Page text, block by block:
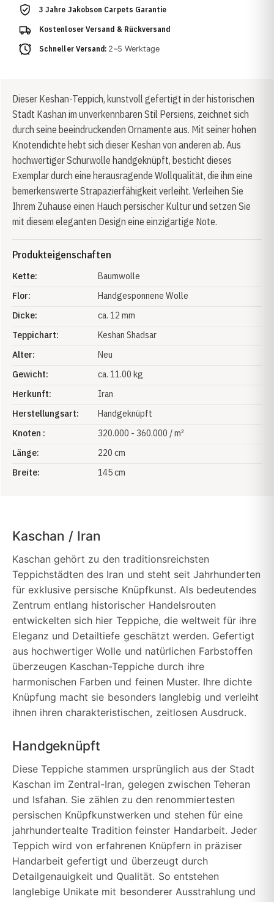
3 Jahre Jakobson Carpets Garantie
Kostenloser Versand & Rückversand
Schneller Versand: 2–5 Werktage
Dieser Keshan-Teppich, kunstvoll gefertigt in der historischen
Stadt Kashan im unverkennbaren Stil Persiens, zeichnet sich
durch seine beeindruckenden Ornamente aus. Mit seiner hohen
Knotendichte hebt sich dieser Keshan von anderen ab. Aus
hochwertiger Schurwolle handgeknüpft, besticht dieses
Exemplar durch eine herausragende Wollqualität, die ihm eine
bemerkenswerte Strapazierfähigkeit verleiht. Verleihen Sie
Ihrem Zuhause einen Hauch persischer Kultur und setzen Sie
mit diesem eleganten Design eine einzigartige Note.
Produkteigenschaften
Kette:
Baumwolle
Flor:
Handgesponnene Wolle
Dicke:
ca. 12 mm
Teppichart:
Keshan Shadsar
Alter:
Neu
Gewicht:
ca. 11.00 kg
Herkunft:
Iran
Herstellungsart:
Handgeknüpft
Knoten :
320.000 - 360.000 / m²
Länge:
220 cm
Breite:
145 cm
Kaschan / Iran
Kaschan gehört zu den traditionsreichsten
Teppichstädten des Iran und steht seit Jahrhunderten
für exklusive persische Knüpfkunst. Als bedeutendes
Zentrum entlang historischer Handelsrouten
entwickelten sich hier Teppiche, die weltweit für ihre
Eleganz und Detailtiefe geschätzt werden. Gefertigt
aus hochwertiger Wolle und natürlichen Farbstoffen
überzeugen Kaschan-Teppiche durch ihre
harmonischen Farben und feinen Muster. Ihre dichte
Knüpfung macht sie besonders langlebig und verleiht
ihnen ihren charakteristischen, zeitlosen Ausdruck.
Handgeknüpft
Diese Teppiche stammen ursprünglich aus der Stadt
Kaschan im Zentral-Iran, gelegen zwischen Teheran
und Isfahan. Sie zählen zu den renommiertesten
persischen Knüpfkunstwerken und stehen für eine
jahrhundertealte Tradition feinster Handarbeit. Jeder
Teppich wird von erfahrenen Knüpfern in präziser
Handarbeit gefertigt und überzeugt durch
Detailgenauigkeit und Qualität. So entstehen
langlebige Unikate mit besonderer Ausstrahlung und